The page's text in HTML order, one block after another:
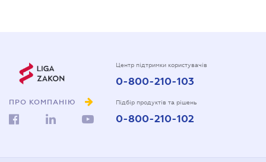
ПРО КОМПАНІЮ
Центр підтримки користувачів
0-800-210-103
Підбір продуктів та рішень
0-800-210-102